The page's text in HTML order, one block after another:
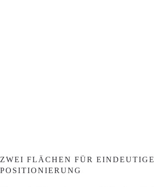
ZWEI FLÄCHEN FÜR EINDEUTIGE
POSITIONIERUNG